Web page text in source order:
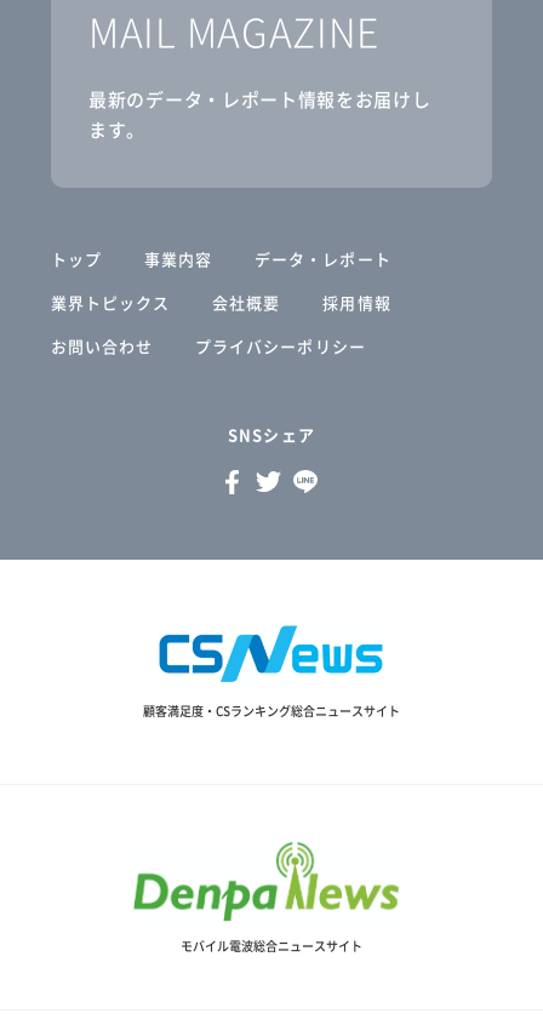
MAIL MAGAZINE
最新のデータ・レポート情報をお届けし
ます。
トップ 事業内容
データ・レポート
業界トピックス
会社概要
採用情報
お問い合わせ
プライバシーポリシー
SNSシェア
顧客満足度・CSランキング総合ニュースサイト
モバイル電波総合ニュースサイト